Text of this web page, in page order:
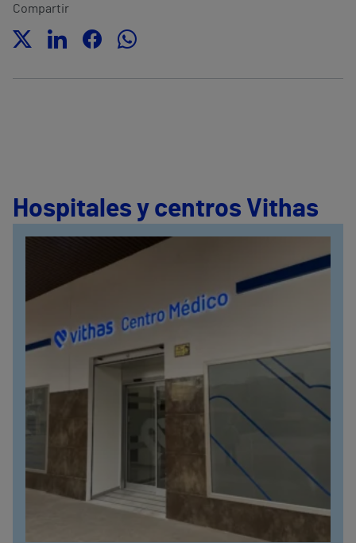
Compartir
Hospitales y centros Vithas